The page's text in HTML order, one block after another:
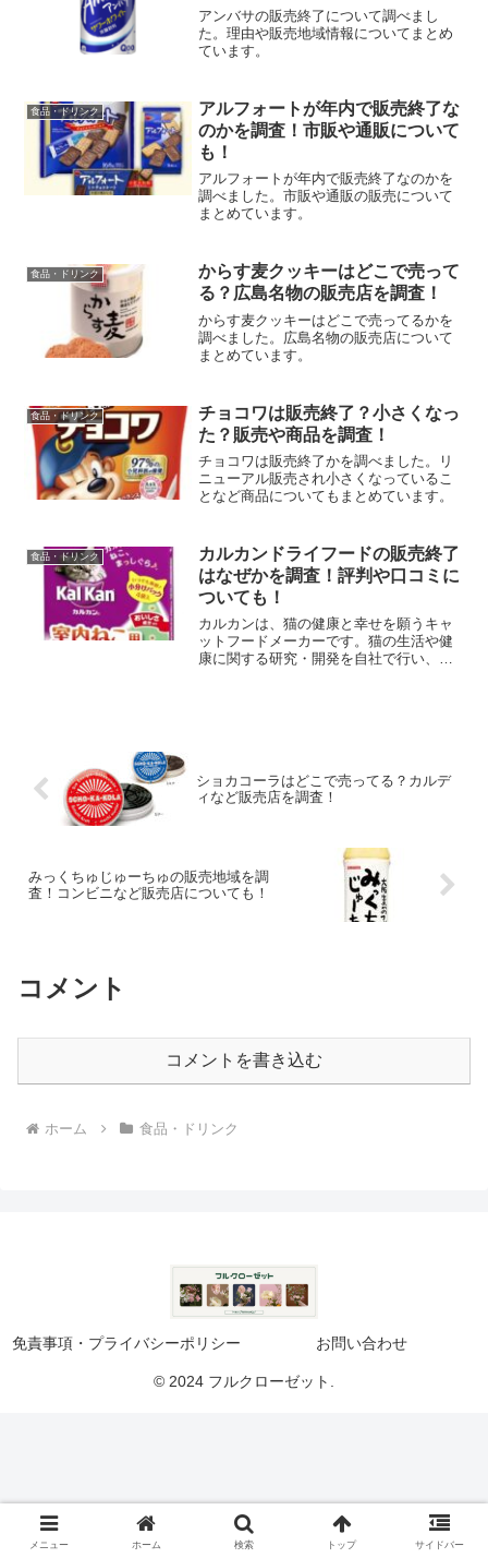
アンバサの販売終了について調べまし
た。理由や販売地域情報についてまとめ
ています。
食品・ドリンク
アルフォートが年内で販売終了な
のかを調査！市販や通販について
も！
アルフォートが年内で販売終了なのかを
調べました。市販や通販の販売について
まとめています。
食品・ドリンク
からす麦クッキーはどこで売って
る？広島名物の販売店を調査！
からす麦クッキーはどこで売ってるかを
調べました。広島名物の販売店について
まとめています。
食品・ドリンク
チョコワは販売終了？小さくなっ
た？販売や商品を調査！
チョコワは販売終了かを調べました。リ
ニューアル販売され小さくなっているこ
となど商品についてもまとめています。
食品・ドリンク
カルカンドライフードの販売終了
はなぜかを調査！評判や口コミに
ついても！
カルカンは、猫の健康と幸せを願うキャ
ットフードメーカーです。猫の生活や健
康に関する研究・開発を自社で行い、ペ
ショカコーラはどこで売ってる？カルデ
ィなど販売店を調査！
みっくちゅじゅーちゅの販売地域を調
査！コンビニなど販売店についても！
コメント
コメントを書き込む
ホーム 食品・ドリンク
免責事項・プライバシーポリシー お問い合わせ
© 2024 フルクローゼット.
メニュー ホーム 検索 トップ サイドバー